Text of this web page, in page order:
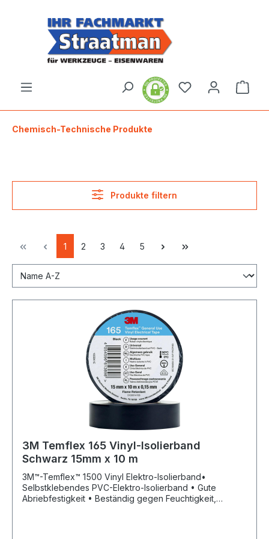
Chemisch-Technische Produkte
Produkte filtern
1 2 3 4 5
3M Temflex 165 Vinyl-Isolierband
Schwarz 15mm x 10 m
3M™-Temflex™ 1500 Vinyl Elektro-Isolierband•
Selbstklebendes PVC-Elektro-Isolierband • Gute
Abriebfestigkeit • Beständig gegen Feuchtigkeit,